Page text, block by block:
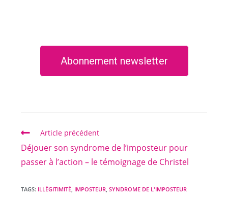
Abonnement newsletter
Article précédent
Déjouer son syndrome de l’imposteur pour
passer à l’action – le témoignage de Christel
TAGS: ILLÉGITIMITÉ, IMPOSTEUR, SYNDROME DE L'IMPOSTEUR